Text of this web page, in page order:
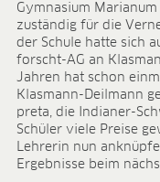
Gymnasium
zuständig für die
der Schule hatte sich
forscht-AG an
Jahren hat schon
Klasmann-Deilmann
preta, die Indianer-
Schüler viele Preise
Lehrerin nun
Ergebnisse beim